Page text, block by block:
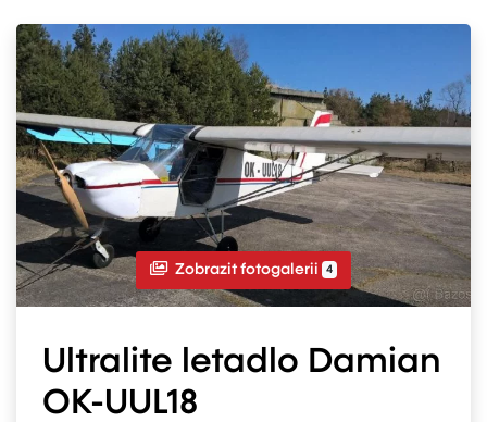
Zobrazit fotogalerii 4
Ultralite letadlo Damian
OK-UUL18